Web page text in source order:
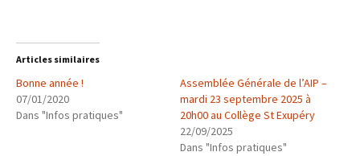
Articles similaires
Bonne année !
07/01/2020
Dans "Infos pratiques"
Assemblée Générale de l’AIP –
mardi 23 septembre 2025 à
20h00 au Collège St Exupéry
22/09/2025
Dans "Infos pratiques"